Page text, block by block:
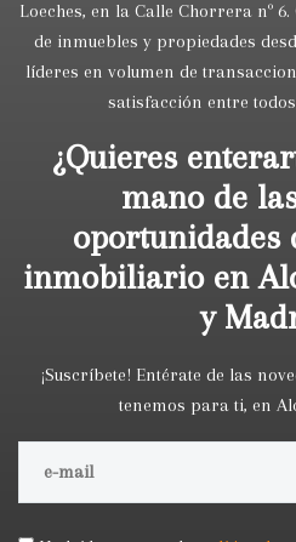
Loeches, en la Calle Chorrera nº
de inmuebles y propiedades
líderes en volumen de
satisfacción entre
¿Quieres
mano de
oportunidades
inmobiliario en
y
¡Suscríbete! Entérate de las
tenemos para ti, en